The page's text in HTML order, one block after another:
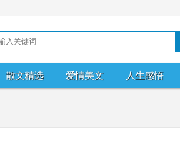
散文精选 爱情美文 人生感悟